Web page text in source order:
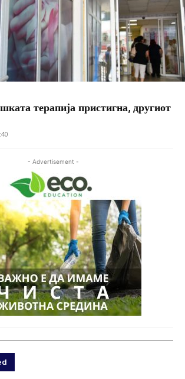
терапија пристигна, другиот
- Advertisement -